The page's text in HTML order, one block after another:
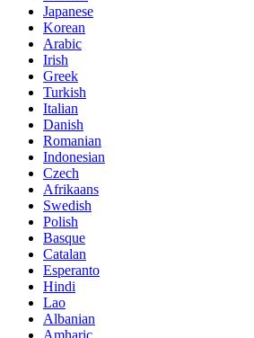
Japanese
Korean
Arabic
Irish
Greek
Turkish
Italian
Danish
Romanian
Indonesian
Czech
Afrikaans
Swedish
Polish
Basque
Catalan
Esperanto
Hindi
Lao
Albanian
Amharic